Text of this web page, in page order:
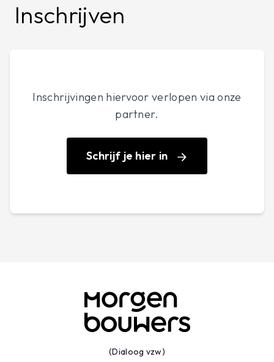
Inschrijven
Inschrijvingen hiervoor verlopen via onze
partner.
Schrijf je hier in
(Dialoog vzw)